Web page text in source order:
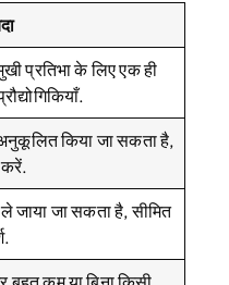
प्रतिभा के लिए एक ही
किया जा सकता है,
जाया जा सकता है, सीमित